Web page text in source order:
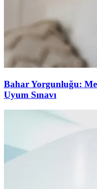
Bahar Yorgunluğu:
Uyum Sınavı